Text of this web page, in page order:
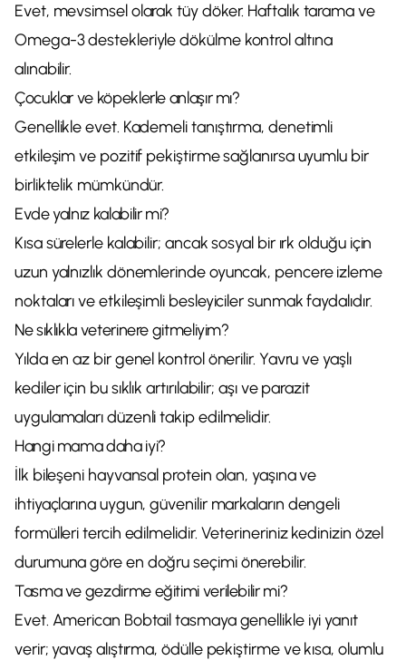
Evet, mevsimsel olarak tüy döker. Haftalık tarama ve
Omega-3 destekleriyle dökülme kontrol altına
alınabilir.
Çocuklar ve köpeklerle anlaşır mı?
Genellikle evet. Kademeli tanıştırma, denetimli
etkileşim ve pozitif pekiştirme sağlanırsa uyumlu bir
birliktelik mümkündür.
Evde yalnız kalabilir mi?
Kısa sürelerle kalabilir; ancak sosyal bir ırk olduğu için
uzun yalnızlık dönemlerinde oyuncak, pencere izleme
noktaları ve etkileşimli besleyiciler sunmak faydalıdır.
Ne sıklıkla veterinere gitmeliyim?
Yılda en az bir genel kontrol önerilir. Yavru ve yaşlı
kediler için bu sıklık artırılabilir; aşı ve parazit
uygulamaları düzenli takip edilmelidir.
Hangi mama daha iyi?
İlk bileşeni hayvansal protein olan, yaşına ve
ihtiyaçlarına uygun, güvenilir markaların dengeli
formülleri tercih edilmelidir. Veterineriniz kedinizin özel
durumuna göre en doğru seçimi önerebilir.
Tasma ve gezdirme eğitimi verilebilir mi?
Evet. American Bobtail tasmaya genellikle iyi yanıt
verir; yavaş alıştırma, ödülle pekiştirme ve kısa, olumlu